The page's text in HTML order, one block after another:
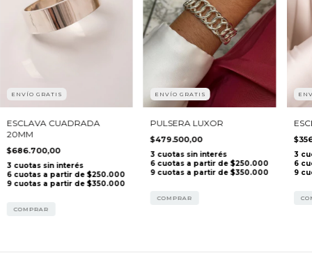
ENVÍO GRATIS
ESCLAVA CUADRADA
20MM
$686.700,00
COMPRAR
ENVÍO GRATIS
PULSERA LUXOR
$479.500,00
COMPRAR